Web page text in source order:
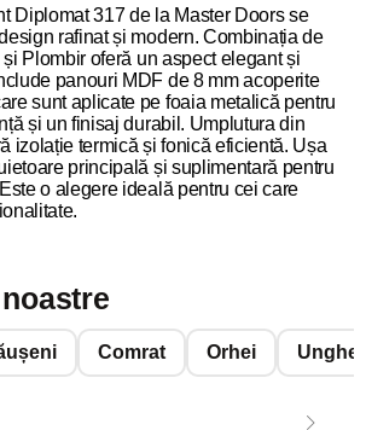
Diplomat 317 de la Master Doors se
rafinat și modern. Combinația de
Plombir oferă un aspect elegant și
panouri MDF de 8 mm acoperite
sunt aplicate pe foaia metalică pentru
și un finisaj durabil. Umplutura din
izolație termică și fonică eficientă. Ușa
principală și suplimentară pentru
o alegere ideală pentru cei care
Comrat Orhei